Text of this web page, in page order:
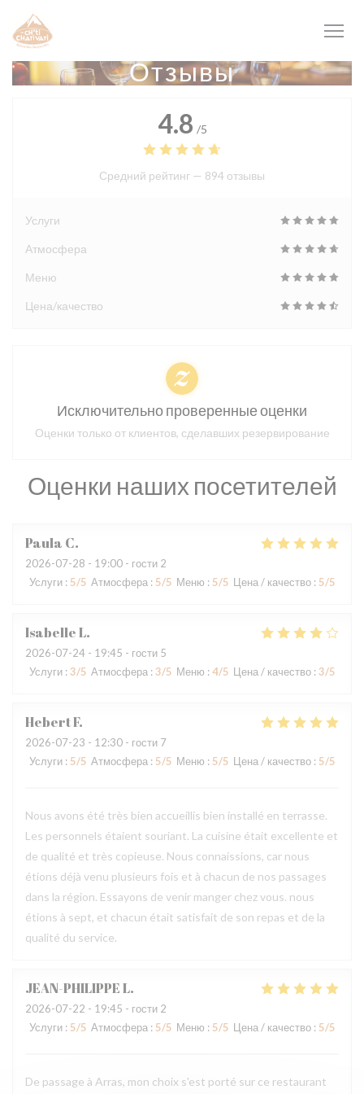
Панель управления cookies
Отзывы
Оценки наших посетителей
Paula C
2026-07-28 - 19:00 - гости 2
Услуги : 5/5 Атмосфера : 5/5 Меню : 5/5 Цена / качество : 5/5
IsabelleL
2026-07-24 - 19:45 - гости 5
Услуги : 3/5 Атмосфера : 3/5 Меню : 4/5 Цена / качество : 3/5
HebertF
2026-07-23 - 12:30 - гости 7
Услуги : 5/5 Атмосфера : 5/5 Меню : 5/5 Цена / качество : 5/5
Nous avons été très bien accueillis bien installé en terrasse.
Les personnels étaient souriant. La cuisine était excellente et
de qualité et très copieuse. Nous connaissions, car nous
étions déjà venu plusieurs fois et à chacun de nos passages
dans la région. Essayons de venir manger chez vous. nous
étions à sept, et chacun était satisfait de son repas et de la
qualité du service.
JEAN-PHILIPPEL
2026-07-22 - 19:45 - гости 2
Услуги : 5/5 Атмосфера : 5/5 Меню : 5/5 Цена / качество : 5/5
De passage à Arras, mon choix s'est porté sur ce restaurant
4.8 /5
Средний рейтинг — 894 отзывы
Услуги
Атмосфера
Меню
Цена/качество
Исключительно проверенные оценки
Оценки только от клиентов, сделавших резервирование